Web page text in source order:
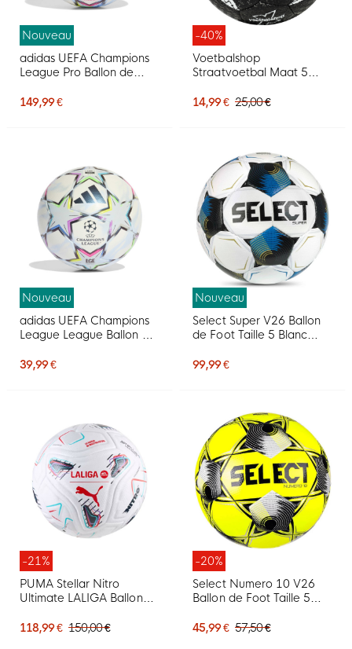
Nouveau
adidas UEFA Champions
League Pro Ballon de
Blanc Rose Multicolore
149,99 €
-40%
Voetbalshop
Straatvoetbal Maat 5
14,99 € 25,00 €
Nouveau
adidas UEFA Champions
League League Ballon de
Blanc Noir Multicolore
39,99 €
Nouveau
Select Super V26 Ballon
de Foot Taille 5 Blanc
99,99 €
-21%
PUMA Stellar Nitro
Ultimate LALIGA Ballon
2027 Blanc Multicolore
118,99 € 150,00 €
-20%
Select Numero 10 V26
Ballon de Foot Taille 5
45,99 € 57,50 €